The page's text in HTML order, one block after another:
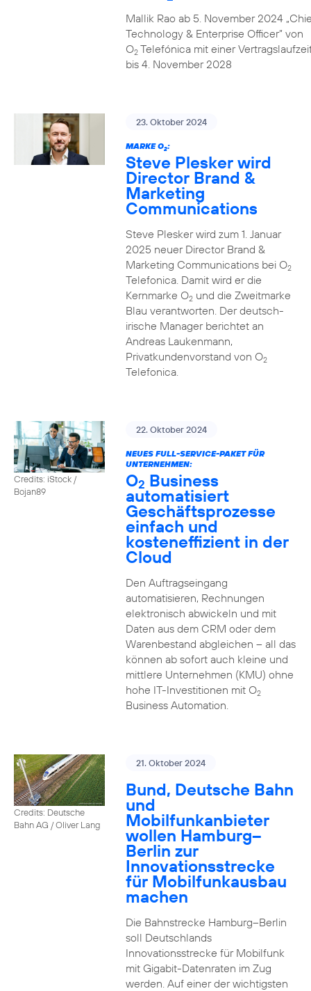
Mallik Rao ab 5. November 2024
Technology & Enterprise Officer” von
O2Telefónica mit einer
bis 4. November 2028
23. Oktober 2024
MARKE O2:
Steve Plesker wird
Director Brand &
Marketing
Communications
Steve Plesker wird zum 1. Januar
2025 neuer Director Brand &
Marketing Communications bei O2
Telefonica. Damit wird er die
Kernmarke O2und die Zweitmarke
Blau verantworten. Der deutsch-
irische Manager berichtet an
Andreas Laukenmann,
Privatkundenvorstand von O2
Telefonica.
Credits: iStock /
Bojan89
22. Oktober 2024
NEUES FULL-SERVICE-PAKET FÜR
UNTERNEHMEN:
O2 Business
automatisiert
Geschäftsprozesse
einfach und
kosteneffizient in der
Cloud
Den Auftragseingang
automatisieren, Rechnungen
elektronisch abwickeln und mit
Daten aus dem CRM oder dem
Warenbestand abgleichen – all das
können ab sofort auch kleine und
mittlere Unternehmen (KMU) ohne
hohe IT-Investitionen mit O2
Business Automation.
Credits: Deutsche
Bahn AG / Oliver Lang
21. Oktober 2024
Bund, Deutsche Bahn
und
Mobilfunkanbieter
wollen Hamburg–
Berlin zur
Innovationsstrecke
für Mobilfunkausbau
machen
Die Bahnstrecke Hamburg–Berlin
soll Deutschlands
Innovationsstrecke für Mobilfunk
mit Gigabit-Datenraten im Zug
werden. Auf einer der wichtigsten